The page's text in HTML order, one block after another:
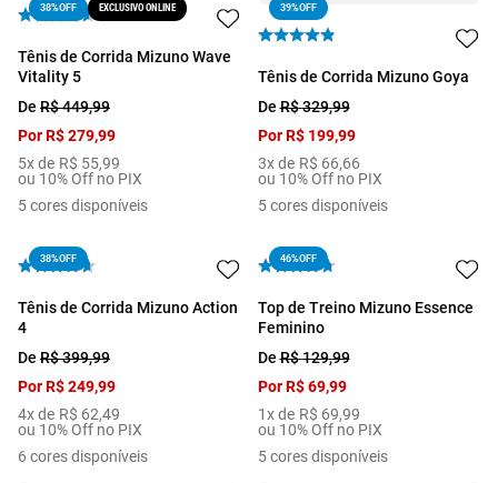
38%OFF EXCLUSIVO ONLINE
Tênis de Corrida Mizuno Wave
Vitality 5
De R$449,99
PorR$279,99
5x de R$ 55,99
ou 10% Off no PIX
5cores disponíveis
39%OFF
Tênis de Corrida Mizuno Goya
DeR$329,99
PorR$ 199,99
3x de R$ 66,66
ou 10% Off no PIX
5 cores disponíveis
38%OFF
Tênis de Corrida Mizuno Action
4
De R$399,99
PorR$249,99
4x de R$ 62,49
ou 10% Off no PIX
6 cores disponíveis
46%OFF
Top de Treino Mizuno Essence
Feminino
DeR$129,99
PorR$ 69,99
1x de R$ 69,99
ou 10% Off no PIX
5 cores disponíveis